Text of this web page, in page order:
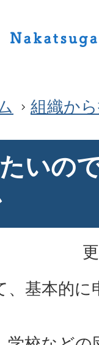
組織か
いの
、基本的